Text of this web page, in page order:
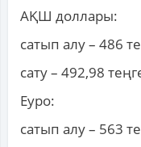
АҚШ доллары:
сатып алу – 486
сату – 492,98
Еуро:
сатып алу – 563